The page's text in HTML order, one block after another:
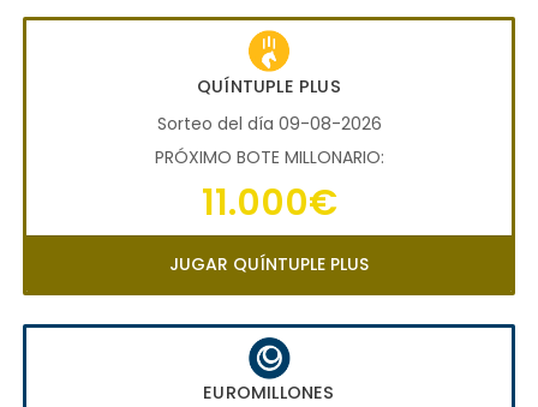
QUÍNTUPLE PLUS
Sorteo del día 09-08-2026
PRÓXIMO BOTE MILLONARIO:
11.000€
JUGAR QUÍNTUPLE PLUS
EUROMILLONES